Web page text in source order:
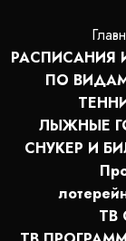
РАСПИСАНИЯ
ПО
ЛЫЖНЫЕ
СНУКЕР И
ТВ